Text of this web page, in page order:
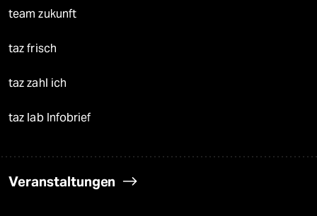
team zukunft
taz frisch
taz zahl ich
taz lab Infobrief
Veranstaltungen